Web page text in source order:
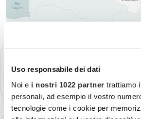
Uso responsabile dei dati
Noi e i nostri 1022 partner trattiamo
personali, ad esempio il vostro
tecnologie come i cookie per
Più dettagli